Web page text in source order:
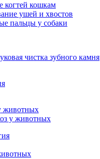
когтей кошкам
ушей и хвостов
пальцы у собаки
чистка зубного камня
животных
у животных